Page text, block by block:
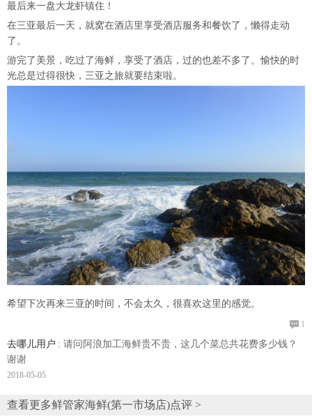
最后来一盘大龙虾镇住！
在三亚最后一天，就窝在酒店里享受酒店服务和餐饮了，懒得走动
了。
游完了美景，吃过了海鲜，享受了酒店，过的也差不多了。愉快的时
光总是过得很快，三亚之旅就要结束啦。
希望下次再来三亚的时间，不会太久，很喜欢这里的感觉。
 1
去哪儿用户 : 请问阿浪加工海鲜贵不贵，这几个菜总共花费多少钱？
谢谢
2018-05-05
查看更多鲜管家海鲜(第一市场店)点评 >